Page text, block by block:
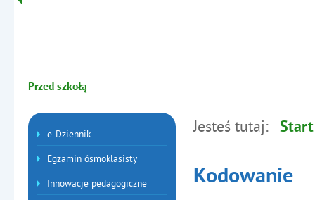
Przed szkołą
Menu dodatkowe
e-Dziennik
Egzamin ósmoklasisty
Innowacje pedagogiczne
Jesteś tutaj: Start
Kodowanie